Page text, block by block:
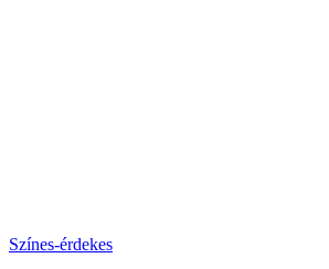
Színes-érdekes